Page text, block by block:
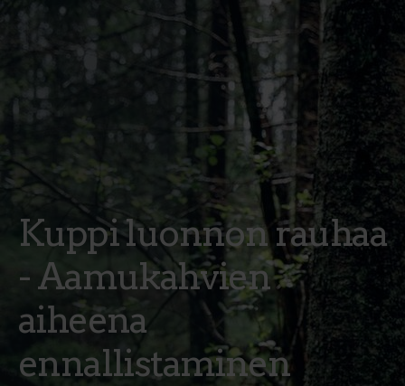
Kuppi luonnon rauhaa
- Aamukahvien
aiheena
ennallistaminen